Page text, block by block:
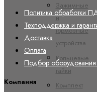
Зажимные
и
тормозные
устройства
Кольцевые
гайки
Комплект
Политика обработки
Техподдержка и
Доставка
Оплата
Подбор
Компания